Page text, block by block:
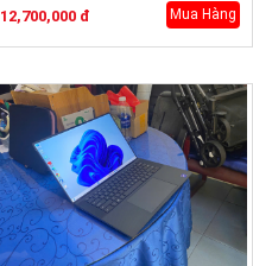
12,700,000 đ Mua Hàng